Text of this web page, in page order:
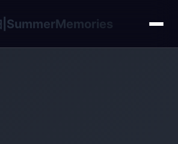
|SummerMemories